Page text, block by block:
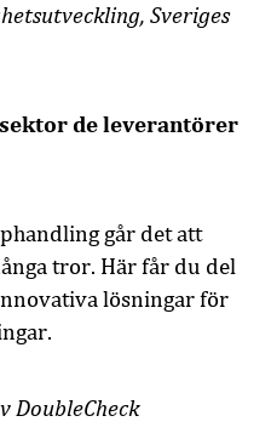
Sveriges
de leverantörer
går det att
tror. Här får du del
lösningar för
DoubleCheck